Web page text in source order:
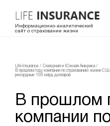
Информационно-аналитический
сайт о страховании жизни
LifeInsurance / Северная и Южная Америка /
В прошлом году компании по страхованию жизни
рекордные 100 млрд долларов
В прошлом
компании